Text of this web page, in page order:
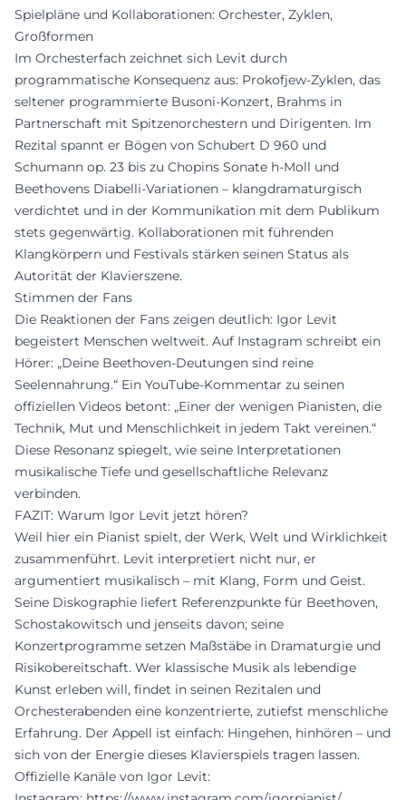
Spielpläne und Kollaborationen: Orchester, Zyklen,
Großformen
Im Orchesterfach zeichnet sich Levit durch
programmatische Konsequenz aus: Prokofjew-Zyklen, das
seltener programmierte Busoni-Konzert, Brahms in
Partnerschaft mit Spitzenorchestern und Dirigenten. Im
Rezital spannt er Bögen von Schubert D 960 und
Schumann op. 23 bis zu Chopins Sonate h-Moll und
Beethovens Diabelli-Variationen – klangdramaturgisch
verdichtet und in der Kommunikation mit dem Publikum
stets gegenwärtig. Kollaborationen mit führenden
Klangkörpern und Festivals stärken seinen Status als
Autorität der Klavierszene.
Stimmen der Fans
Die Reaktionen der Fans zeigen deutlich: Igor Levit
begeistert Menschen weltweit. Auf Instagram schreibt ein
Hörer: „Deine Beethoven-Deutungen sind reine
Seelennahrung.“ Ein YouTube-Kommentar zu seinen
offiziellen Videos betont: „Einer der wenigen Pianisten, die
Technik, Mut und Menschlichkeit in jedem Takt vereinen.“
Diese Resonanz spiegelt, wie seine Interpretationen
musikalische Tiefe und gesellschaftliche Relevanz
verbinden.
FAZIT: Warum Igor Levit jetzt hören?
Weil hier ein Pianist spielt, der Werk, Welt und Wirklichkeit
zusammenführt. Levit interpretiert nicht nur, er
argumentiert musikalisch – mit Klang, Form und Geist.
Seine Diskographie liefert Referenzpunkte für Beethoven,
Schostakowitsch und jenseits davon; seine
Konzertprogramme setzen Maßstäbe in Dramaturgie und
Risikobereitschaft. Wer klassische Musik als lebendige
Kunst erleben will, findet in seinen Rezitalen und
Orchesterabenden eine konzentrierte, zutiefst menschliche
Erfahrung. Der Appell ist einfach: Hingehen, hinhören – und
sich von der Energie dieses Klavierspiels tragen lassen.
Offizielle Kanäle von Igor Levit: